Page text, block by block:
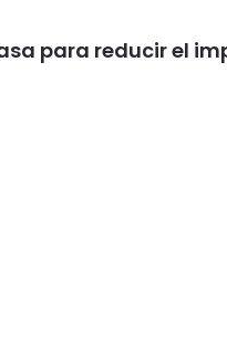
para reducir el